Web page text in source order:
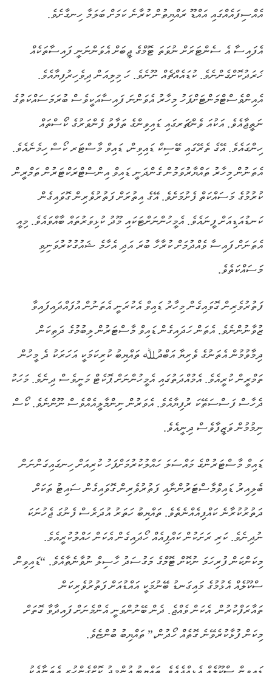
އެއްސިފައެއްގައި އައްޑޫ ރައްޔިތުން ކުރާނެ ކަމަށް ބަލަމާ ހިނގާށެވެ.
އެފައިސާ އެ ސެންޓަރަށް ނުވަތަ ޓޮމްގެ ޖީބަށް އެވަންނަނީ ފައިސާތަކެއް
ޚަރަދުކޮށްގެންނެވެ. ކުޑައެއްޗެއް ނޫނެވެ. ހަ މިލިއަން ދިވެހިރުފިޔާއެވެ.
އެއިންވެސްޓްމަންޓަށްފަހު މިހާރު އެވަންނަ ފައިސާއަކީވެސް ބުރަމަސައްކަތުގެ
ނަތީޖާއެވެ. އަކުއަ ވެންޗަރގައި ޑައިވިންގެ ތަފާތު ފެންވަރުގެ ކޯސްތައް
ހިންގައެވެ. އޭގެ ތެރޭގައި ބޭސިކް ޑައިވިން، ޑައިވް މާސްޓަރ ކޯސް ހިމެނެއެވެ.
އެތަނުން މިހާރު ތައްޔާރުވަމުން ގެންދަނީ ޑައިވް އިންސްޓްރަކްޓަރުން ތަމްރީން
ކުރުމުގެ މަސައްކަތް ފެށުމަށެވެ. އޭގެ އިތުރަށް ފަތުރުވެރިން ގޮވައިގެން
ކަނޑުއަޑިއަށް ފީނައެވެ. އެމީހުންނަށްޓަކައި މޫދު ކުޅިވަރުތައް ބާއްވައެވެ. މިއީ
އެތަނަށް ފައިސާ ވެއްދުމަށް ކުރާހާ ބުރަ އަދި އެހާމެ ޝައުގުކުރުވަނިވި
މަސައްކަތެވެ.
ފަތުރުވެރިން ގޮވައިގެން މިހާރު ޑައިވް އެކުރަނީ އެތަނުން އުފައްދައިފައިވާ
ޒުވާނުންނެވެ. އެތަން ހަދައިގެން ޑައިވް މާސްޓަރުން ލިބުމުގެ ދަތިކަން
ދިމާވުމުން އެތަނުގެ ވެރިޔާ އަބްދުﷲ ތައްޔިބު ކުރިކަމަކީ އަހަރަކު ދެ މީހުން
ތަމްރީން ކުރީއެވެ. އެމުއްދަތުގައި އެމީހުންނަށް ޕޮކެޓް މަނީވެސް ދިނެވެ. މަހަކު
ދެހާސް ފަސްސަތޭކަ ރުފިޔާއެވެ. އެވަރުން ނިންމާލީއެއްވެސް ނޫންނެވެ. ކޯސް
ނިމުމުން ވަޒީފާވެސް ދިނީއެވެ.
ޑައިވް މާސްޓަރުންގެ މައްސަލަ ހައްލުކުރުމަށްފަހު ކުރިއަށް ހިނގައިގަންނަން
ބެލިއިރު ޑައިވްމާސްޓަރުންނާއި ފަތުރުވެރިން ގޮވައިގެން ސައިޓު ތަކަށް
ދަތުރުކުރާނެ ކައްޕިއެއްނެތެވެ. ތައްޔިބު ހަތަރު އުދަރެސް ފެނުގަ ޖެހުނަކަ
ނުދިނެވެ. ކަރި ރަށަކުން ކައްޕިއެއް ހޯދައިގެން އެކަން ހައްލުކުރީއެވެ.
މިކަންކަން ފުރިހަމަ ނުކޮށް ޓޮމްގެ މަގުސަދު ހާސިލް ނުވާނެތާއެވެ. “ޑައިވިން
ސްކޫލެއް އެޅުމުގެ މައިގަނޑު ބޭނުމަކީ އައްޑުއަށް ފަތުރުވެރިކަން
ތައާރަފްކުރުން. އެކަން ވެއްޖެ. ދެން ބޭނުންވަނީ އެންމެނަށް ފައިދާވާ ގޮތަށް
މިކަން ފުޅާކުރެވޭނެ ގޮތެއް ހޯދުން،” ތައްޔިބު ބުންޏެވެ.